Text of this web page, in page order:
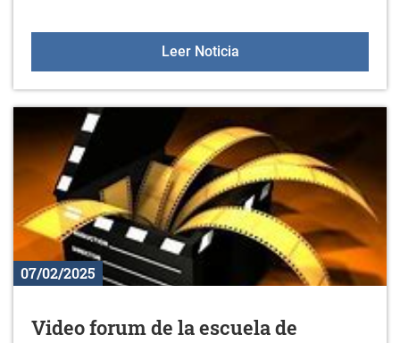
Leer Noticia22 de febrero: Gazteleku
07/02/2025
Video forum de la escuela de